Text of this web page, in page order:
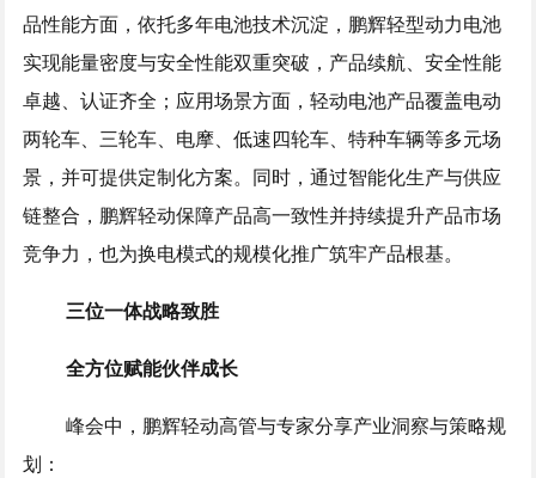
品性能方面，依托多年电池技术沉淀，鹏辉轻型动力电池
实现能量密度与安全性能双重突破，产品续航、安全性能
卓越、认证齐全；应用场景方面，轻动电池产品覆盖电动
两轮车、三轮车、电摩、低速四轮车、特种车辆等多元场
景，并可提供定制化方案。同时，通过智能化生产与供应
链整合，鹏辉轻动保障产品高一致性并持续提升产品市场
竞争力，也为换电模式的规模化推广筑牢产品根基。
三位一体战略致胜
全方位赋能伙伴成长
峰会中，鹏辉轻动高管与专家分享产业洞察与策略规
划：